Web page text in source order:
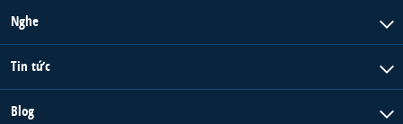
Nghe
Tin tức
Blog